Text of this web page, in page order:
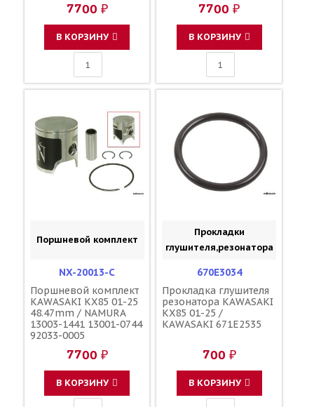
7700 ₽
В КОРЗИНУ
7700 ₽
В КОРЗИНУ
Поршневой комплект
NX-20013-C
Поршневой комплект
KAWASAKI KX85 01-25
48.47mm / NAMURA
13003-1441 13001-0744
92033-0005
7700 ₽
В КОРЗИНУ
Прокладки
глушителя,резонатора
670E3034
Прокладка глушителя
резонатора KAWASAKI
KX85 01-25 /
KAWASAKI 671E2535
700 ₽
В КОРЗИНУ